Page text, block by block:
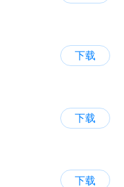
下载
下载
下载